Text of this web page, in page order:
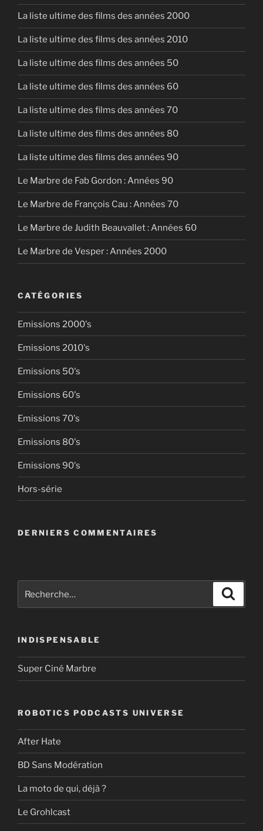
La liste ultime des films des années 2000
La liste ultime des films des années 2010
La liste ultime des films des années 50
La liste ultime des films des années 60
La liste ultime des films des années 70
La liste ultime des films des années 80
La liste ultime des films des années 90
Le Marbre de Fab Gordon : Années 90
Le Marbre de François Cau : Années 70
Le Marbre de Judith Beauvallet : Années 60
Le Marbre de Vesper : Années 2000
CATÉGORIES
Emissions 2000's
Emissions 2010's
Emissions 50's
Emissions 60's
Emissions 70's
Emissions 80's
Emissions 90's
Hors-série
DERNIERS COMMENTAIRES
pour
INDISPENSABLE
Super Ciné Marbre
ROBOTICS PODCASTS UNIVERSE
After Hate
BD Sans Modération
La moto de qui, déjà ?
Le Grohlcast